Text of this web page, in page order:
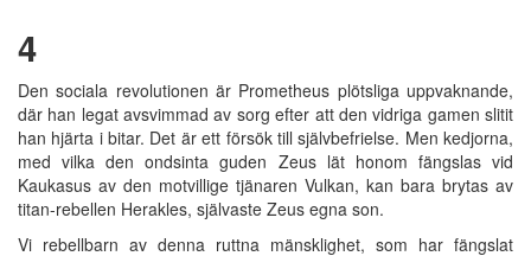
4
Den sociala revolutionen är Prometheus plötsliga uppvaknande,
där han legat avsvimmad av sorg efter att den vidriga gamen slitit
han hjärta i bitar. Det är ett försök till självbefrielse. Men kedjorna,
med vilka den ondsinta guden Zeus lät honom fängslas vid
Kaukasus av den motvillige tjänaren Vulkan, kan bara brytas av
titan-rebellen Herakles, självaste Zeus egna son.
Vi rebellbarn av denna ruttna mänsklighet, som har fängslat